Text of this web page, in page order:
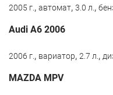
2005 г., автомат, 3.0 л.,
Audi A6 2006
2006 г., вариатор, 2.7 л.,
MAZDA MPV